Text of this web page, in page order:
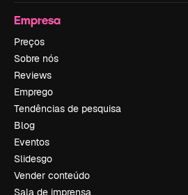
Empresa
Preços
Sobre nós
Reviews
Emprego
Tendências de pesquisa
Blog
Eventos
Slidesgo
Vender conteúdo
Sala de imprensa